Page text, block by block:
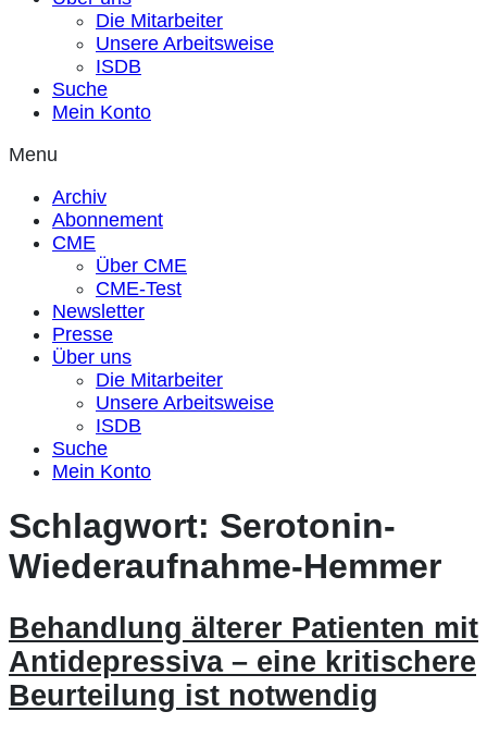
Die Mitarbeiter
Unsere Arbeitsweise
ISDB
Suche
Mein Konto
Menu
Archiv
Abonnement
CME
Über CME
CME-Test
Newsletter
Presse
Über uns
Die Mitarbeiter
Unsere Arbeitsweise
ISDB
Suche
Mein Konto
Schlagwort: Serotonin-
Wiederaufnahme-Hemmer
Behandlung älterer Patienten mit
Antidepressiva – eine kritischere
Beurteilung ist notwendig